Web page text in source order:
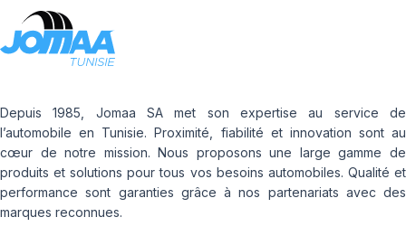
Depuis 1985, Jomaa SA met son expertise au service de
l’automobile en Tunisie. Proximité, fiabilité et innovation sont au
cœur de notre mission. Nous proposons une large gamme de
produits et solutions pour tous vos besoins automobiles. Qualité et
performance sont garanties grâce à nos partenariats avec des
marques reconnues.